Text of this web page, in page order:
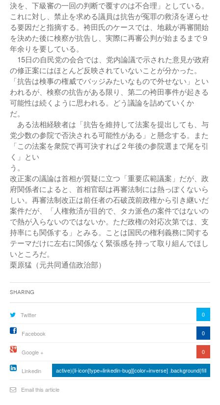
決を、下級審の一回の判断で覆すのは不合理」としている。
これに対し、禁止を求める議員は抗告が冤罪の救済を遅らせ
る要因だと指摘する。袴田氏のケースでは、地裁が再審開始
を決めた後に検察が抗告し、実際に再審公判が始まるまで９
年余りを要している。
15日の自民党の会合では、党内論議で示された意見が政府
の修正案にはほとんど反映されていないことが分かった。
「抗告は検事の権威でバッジみたいなもので外せない」とい
われるが、検察の抗告がある限り、第二の袴田事件が起きる
可能性は続くように思われる。どう議論を詰めていくか
だ
ある法相経験者は「抗告を維持して法案を提出しても、与
党少数の参院で否決される可能性がある」と懸念する。また
「この法案を衆院で再可決すれば２年後の参院選まで尾を引
く」とい
う
改正案の議論は首相が質疑に立つ「重要広範議案」だが、政
府関係者によると、首相官邸は再審法制には熱っぽくないら
しい。再審法制改正は前任者の石破茂前政権から引き継いだ
案件だが、「人権救済が目的で、タカ派色の案件ではないの
で熱が入らないのではないか。ただ政権の対応次第では、支
持率にも関係する」とみる。ことは国民の権利義務に関する
テーマだけに左右に関係なく緊張感を持って取り組んでほし
いところだ。
栗原猛（元共同通信政治部）
Sharing
Twitter 0
Facebook 0
Google + 0
Linkedin active){li-icon[type=linkedin-bug][color=inverse] .background{fill
Email this article